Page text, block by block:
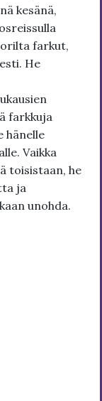
kesänä,
farkut,
He
farkkuja
hänelle
Vaikka
toisistaan, he
ja
unohda.